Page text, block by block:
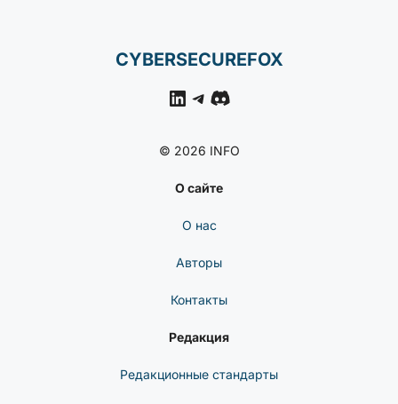
CYBERSECUREFOX
LinkedIn
Telegram
Discord
© 2026 INFO
О сайте
О нас
Авторы
Контакты
Редакция
Редакционные стандарты